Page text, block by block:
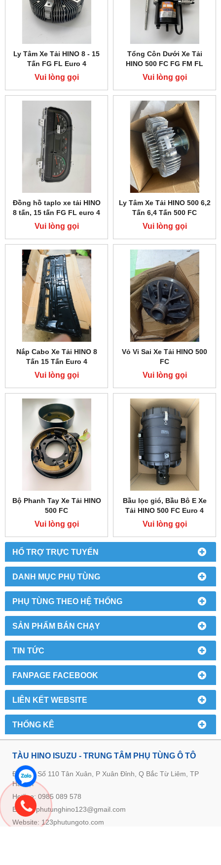
HỔ TRỢ TRỰC TUYẾN
DANH MỤC PHỤ TÙNG
PHỤ TÙNG THEO HỆ THỐNG
SẢN PHẨM BÁN CHẠY
TIN TỨC
FANPAGE FACEBOOK
LIÊN KẾT WEBSITE
THỐNG KÊ
Ly Tâm Xe Tải HINO 8 - 15
Tấn FG FL Euro 4
Vui lòng gọi
Tổng Côn Dưới Xe Tải
HINO 500 FC FG FM FL
Vui lòng gọi
Đồng hồ taplo xe tải HINO
8 tấn, 15 tấn FG FL euro 4
Vui lòng gọi
Ly Tâm Xe Tải HINO 500 6,2
Tấn 6,4 Tấn 500 FC
Vui lòng gọi
Nắp Cabo Xe Tải HINO 8
Tấn 15 Tấn Euro 4
Vui lòng gọi
Vỏ Vi Sai Xe Tải HINO 500
FC
Vui lòng gọi
Bộ Phanh Tay Xe Tải HINO
500 FC
Vui lòng gọi
Bầu lọc gió, Bầu Bô E Xe
Tải HINO 500 FC Euro 4
Vui lòng gọi
TÀU HINO ISUZU - TRUNG TÂM PHỤ TÙNG Ô TÔ
Địa chỉ: Số 110 Tân Xuân, P Xuân Đỉnh, Q Bắc Từ Liêm, TP
Hà Nội
Hotline: 0985 089 578
E-mail: phutunghino123@gmail.com
Website: 123phutungoto.com